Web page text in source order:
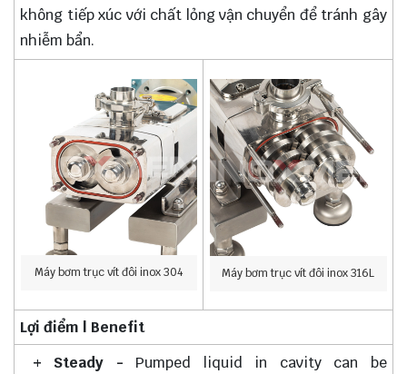
không tiếp xúc với chất lỏng vận chuyển để tránh gây
nhiễm bẩn.
Máy bơm trục vít đôi inox 304 Máy bơm trục vít đôi inox 316L
Lợi điểm | Benefit
+ Steady - Pumped liquid in cavity can be